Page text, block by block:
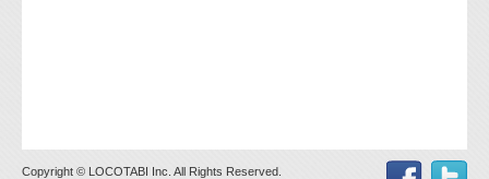
Copyright © LOCOTABI Inc. All Rights Reserved.